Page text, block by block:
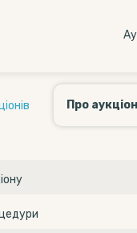
Про аукціон